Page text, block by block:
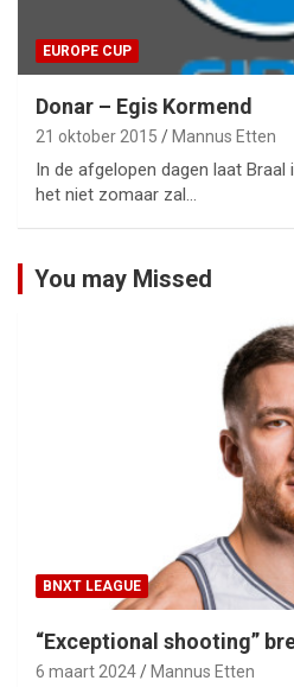
EUROPE CUP
Donar – Egis Kormend
21 oktober 2015 Mannus Etten
In de afgelopen dagen laat
het niet zomaar zal…
You may Missed
BNXT LEAGUE
“Exceptional shooting”
6 maart 2024 Mannus Etten